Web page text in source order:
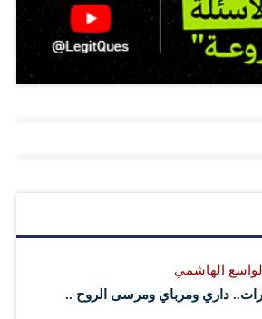
صعبة. إلى ذلك، افتتحت الشيخة
آل نهيان، الرئيس والمدير التنفيذي
لدولة الإمارات العربية المتحدة
متنوعة ركزت على دور التكنولوجيا
تسريع إزالة الكربون ودفع التحول في
العالم، لا سيما من خلال الابتكار
الهيدروجين. وخلال مناقشة شاملة
الهاشمي
داري ومرباي ومرسى الروح ..